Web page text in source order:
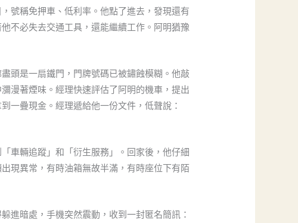
號稱免押車、低利率。他點了進去，發現還有
不必失去交通工具，還能繼續工作。阿明猶豫
頭是一扇鐵門，門牌號碼已被鏽蝕模糊。他敲
漫著煙味。經理快速評估了阿明的機車，提出
一疊現金。經理遞給他一份文件，低聲說：
車輛追蹤」和「衍生服務」。回家後，他仔細
現異常，有時油箱無故半滿，有時座位下有陌
進暗處，手機突然震動，收到一封匿名簡訊：